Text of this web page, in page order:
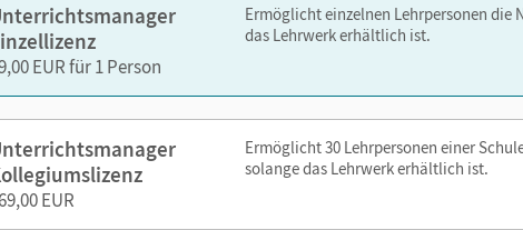
oder über die Cornelsen Lernen App.
EUR für 1 Person
Ermöglicht einzelnen Lehrpersonen die
das Lehrwerk erhältlich ist.
EUR
Ermöglicht 30 Lehrpersonen einer
solange das Lehrwerk erhältlich ist.